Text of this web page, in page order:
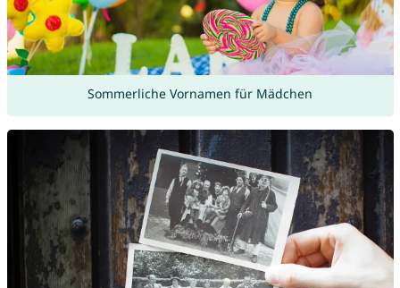
Sommerliche Vornamen für Mädchen